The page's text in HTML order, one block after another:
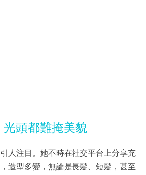
頭都難掩美貌
人注目。她不時在社交平台上分享充
造型多變，無論是長髮、短髮，甚至